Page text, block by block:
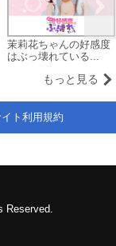
茉莉花ちゃんの好感度
はぶっ壊れている...
もっと見る
Reserved.
ト利用規約